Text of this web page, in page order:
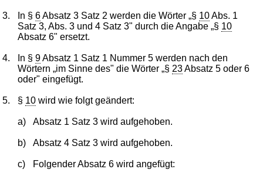
3. In §6Absatz 3 Satz 2 werden die Wörter „§ 10Abs. 1
Satz 3, Abs. 3 und 4 Satz 3" durch die Angabe „§ 10
Absatz 6" ersetzt.
4. In §9Absatz 1 Satz 1 Nummer 5 werden nach den
Wörtern „im Sinne des" die Wörter „§ 23Absatz 5 oder 6
oder" eingefügt.
5. § 10 wird wie folgt geändert:
a) Absatz 1 Satz 3 wird aufgehoben.
b) Absatz 4 Satz 3 wird aufgehoben.
c) Folgender Absatz 6 wird angefügt: